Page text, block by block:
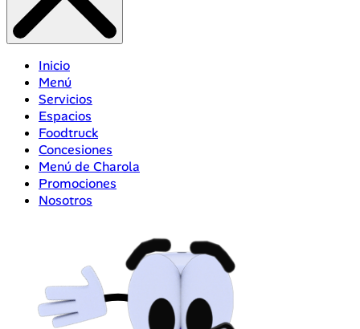
Inicio
Menú
Servicios
Espacios
Foodtruck
Concesiones
Menú de Charola
Promociones
Nosotros